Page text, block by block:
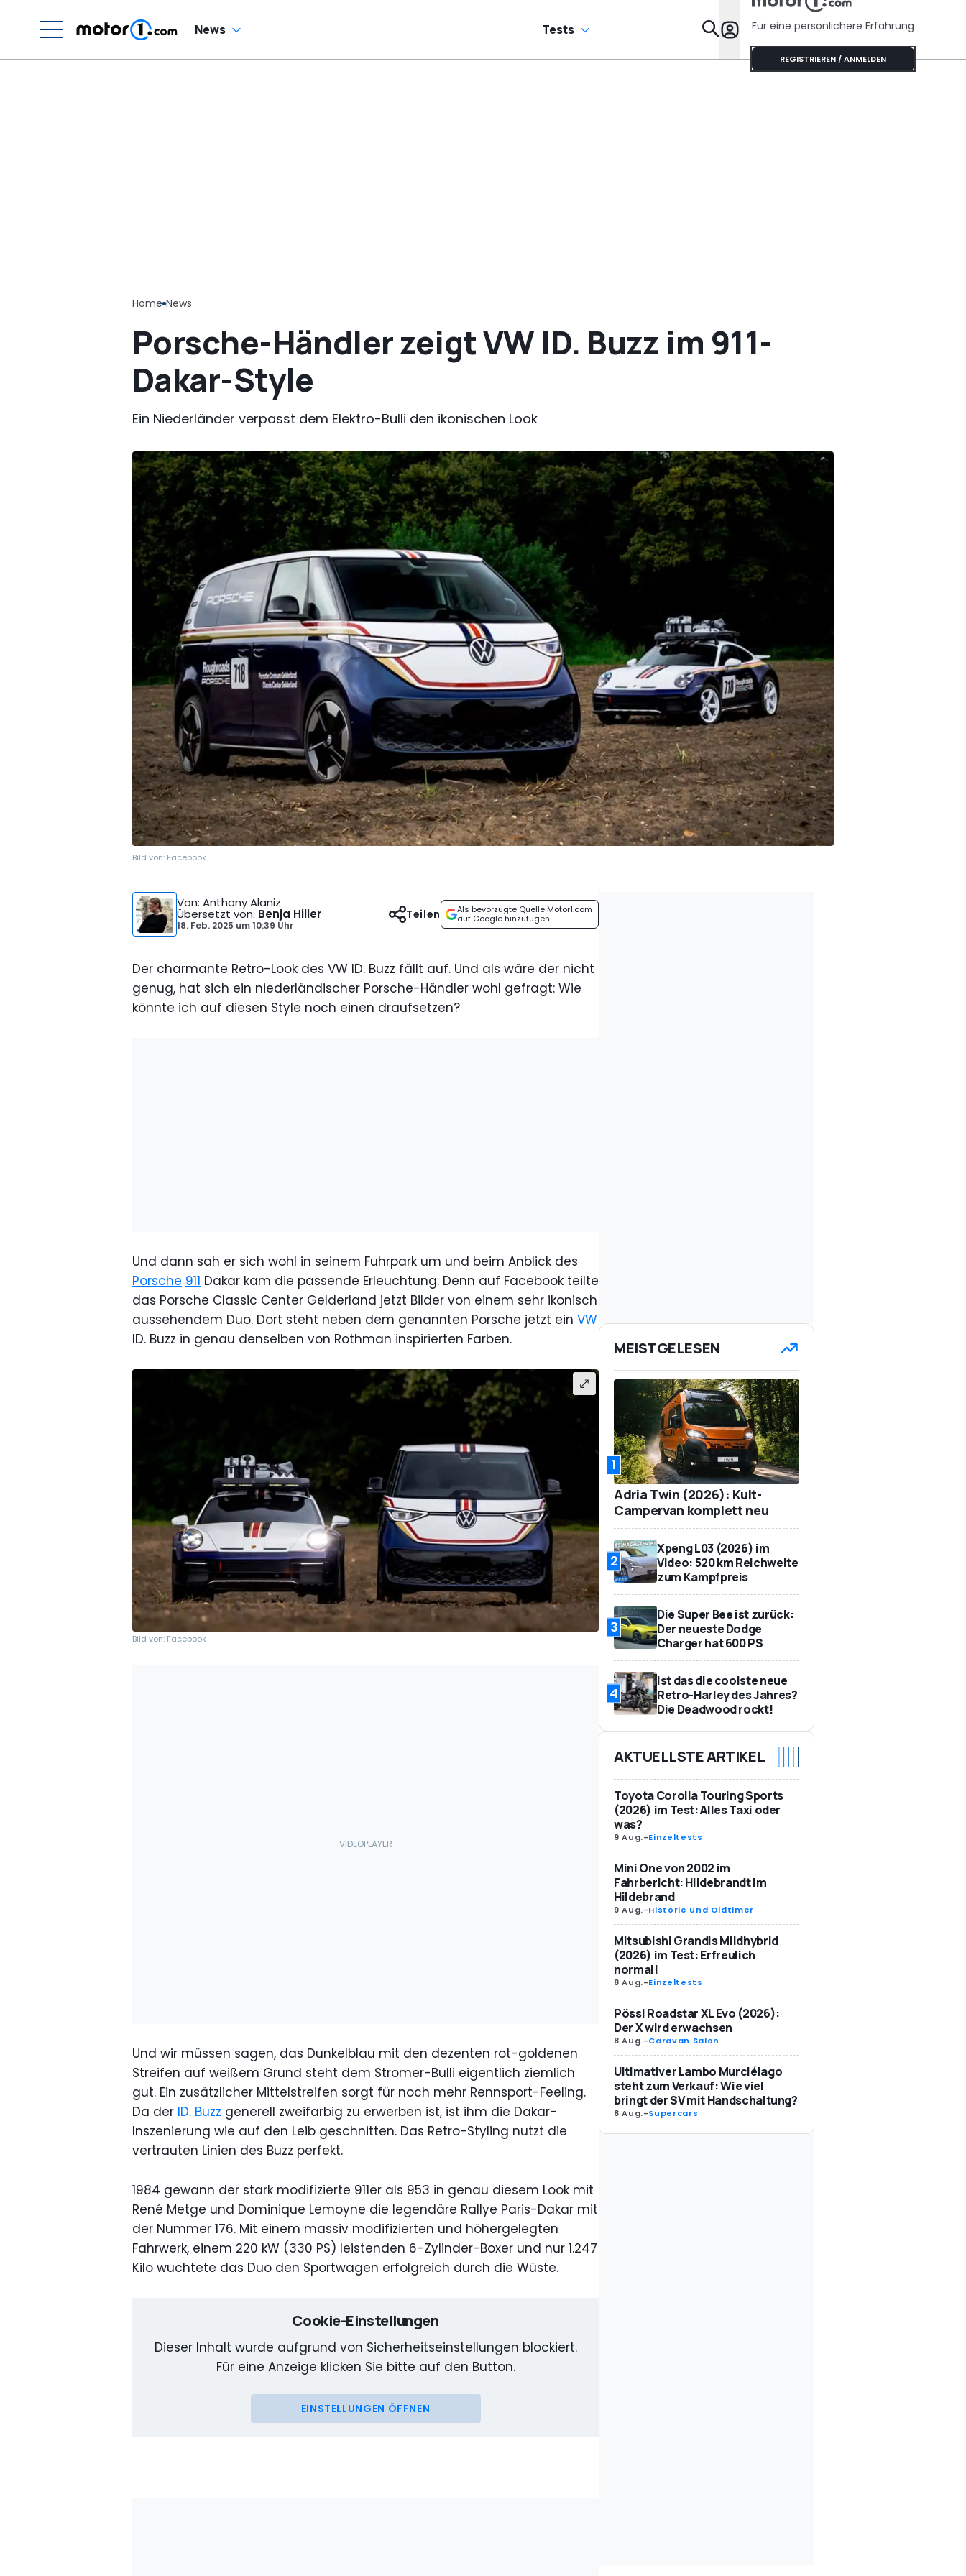
News Tests Specials
Für eine persönlichere Erfahrung
REGISTRIEREN / ANMELDEN
Home News
Porsche-Händler zeigt VW ID. Buzz im 911-
Dakar-Style
Ein Niederländer verpasst dem Elektro-Bulli den ikonischen Look
Bild von: Facebook
Von: Anthony Alaniz
Übersetzt von: Benja Hiller
18. Feb. 2025 um10:39 Uhr
Als bevorzugte Quelle Motor1.com
auf Google hinzufügen
Teilen
Der charmante Retro-Look des VW ID. Buzz fällt auf. Und als wäre der nicht
genug, hat sich ein niederländischer Porsche-Händler wohl gefragt: Wie
könnte ich auf diesen Style noch einen draufsetzen?
Und dann sah er sich wohl in seinem Fuhrpark um und beim Anblick des
Porsche 911 Dakar kam die passende Erleuchtung. Denn auf Facebook teilte
das Porsche Classic Center Gelderland jetzt Bilder von einem sehr ikonisch
aussehendem Duo. Dort steht neben dem genannten Porsche jetzt ein VW
ID. Buzz in genau denselben von Rothman inspirierten Farben.
Bild von: Facebook
Und wir müssen sagen, das Dunkelblau mit den dezenten rot-goldenen
Streifen auf weißem Grund steht dem Stromer-Bulli eigentlich ziemlich
gut. Ein zusätzlicher Mittelstreifen sorgt für noch mehr Rennsport-Feeling.
Da der ID. Buzz generell zweifarbig zu erwerben ist, ist ihm die Dakar-
Inszenierung wie auf den Leib geschnitten. Das Retro-Styling nutzt die
vertrauten Linien des Buzz perfekt.
1984 gewann der stark modifizierte 911er als 953 in genau diesem Look mit
René Metge und Dominique Lemoyne die legendäre Rallye Paris-Dakar mit
der Nummer 176. Mit einem massiv modifizierten und höhergelegten
Fahrwerk, einem 220 kW (330 PS) leistenden 6-Zylinder-Boxer und nur 1.247
Kilo wuchtete das Duo den Sportwagen erfolgreich durch die Wüste.
Cookie-Einstellungen
Dieser Inhalt wurde aufgrund von Sicherheitseinstellungen blockiert.
Für eine Anzeige klicken Sie bitte auf den Button.
EINSTELLUNGEN ÖFFNEN
MEISTGELESEN
1
Adria Twin (2026): Kult-
Campervan komplett neu
2
Xpeng L03 (2026) im
Video: 520 km Reichweite
zum Kampfpreis
3
Die Super Bee ist zurück:
Der neueste Dodge
Charger hat 600 PS
4
Ist das die coolste neue
Retro-Harley des Jahres?
Die Deadwood rockt!
AKTUELLSTE ARTIKEL
Toyota Corolla Touring Sports
(2026) im Test: Alles Taxi oder
was?
9 Aug.-Einzeltests
Mini One von 2002 im
Fahrbericht: Hildebrandt im
Hildebrand
9 Aug.-Historie und Oldtimer
Mitsubishi Grandis Mildhybrid
(2026) im Test: Erfreulich
normal!
8 Aug.-Einzeltests
Pössl Roadstar XL Evo (2026):
Der X wird erwachsen
8 Aug.-Caravan Salon
Ultimativer Lambo Murciélago
steht zum Verkauf: Wie viel
bringt der SV mit Handschaltung?
8 Aug.-Supercars